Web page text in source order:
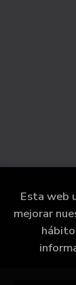
Esta web
mejorar